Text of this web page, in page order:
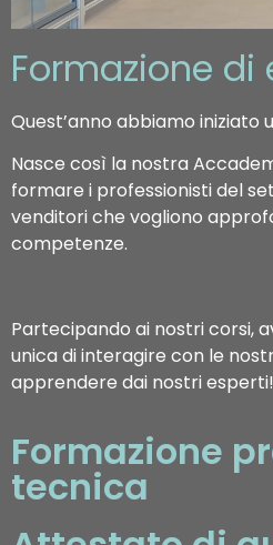
Formazione di
Quest’anno abbiamo iniziato
Nasce così la nostra
formare i professionisti del
venditori che vogliono
competenze.
Partecipando ai nostri corsi,
unica di interagire con le
apprendere dai nostri esperti!
Formazione
tecnica